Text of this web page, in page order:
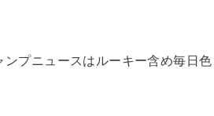
ンプニュースはルーキー含め毎日